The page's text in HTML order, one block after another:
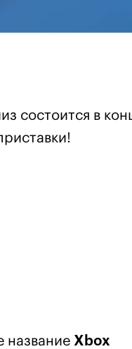
состоится в
название Xbox